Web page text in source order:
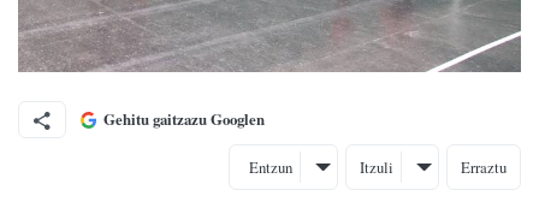
Gehitu gaitzazu Googlen
Entzun Itzuli Erraztu